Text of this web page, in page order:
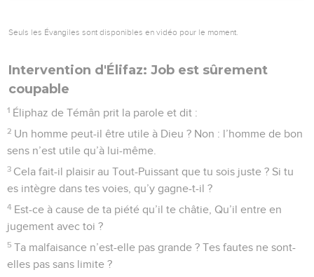
Seuls les Évangiles sont disponibles en vidéo pour le moment.
Intervention d'Élifaz: Job est sûrement
coupable
1 Éliphaz de Témân prit la parole et dit :
2 Un homme peut-il être utile à Dieu ? Non : l’homme de bon
sens n’est utile qu’à lui-même.
3 Cela fait-il plaisir au Tout-Puissant que tu sois juste ? Si tu
es intègre dans tes voies, qu’y gagne-t-il ?
4 Est-ce à cause de ta piété qu’il te châtie, Qu’il entre en
jugement avec toi ?
5 Ta malfaisance n’est-elle pas grande ? Tes fautes ne sont-
elles pas sans limite ?